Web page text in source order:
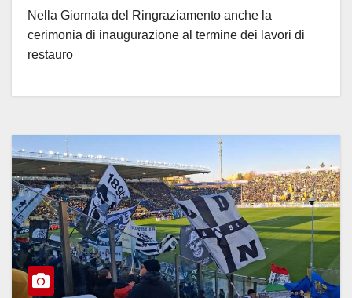
Nella Giornata del Ringraziamento anche la
cerimonia di inaugurazione al termine dei lavori di
restauro